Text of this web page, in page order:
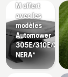
M offert
avec les
modèles
Automower
305E/310E/320
NERA*